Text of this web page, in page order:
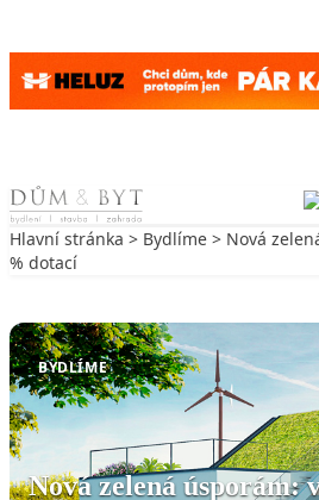
Skip to content
Hlavní stránka > Bydlíme > Nová
% dotací
BYDLÍME
Nová zelená úsporám: